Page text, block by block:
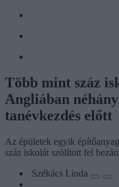
Több mint száz
Angliában
tanévkezdés előtt
Az épületek egyik
száz iskolát szólított fel
Székács Linda